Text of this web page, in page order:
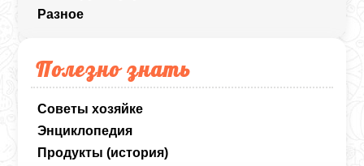
Разное
Полезно знать
Советы хозяйке
Энциклопедия
Продукты (история)